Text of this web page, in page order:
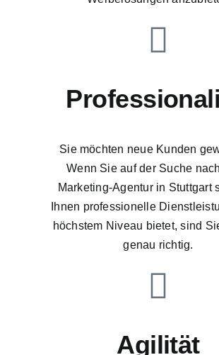
Sie möchten neue Kunden
Wenn Sie auf der Suche
Marketing-Agentur in Stuttgart
Ihnen professionelle
höchstem Niveau bietet, sind
genau richtig.
Agilität